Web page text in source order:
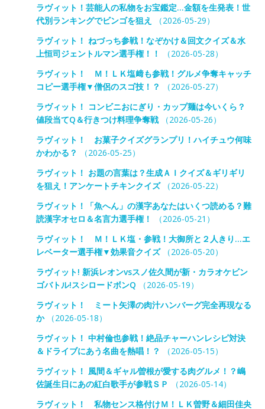
ラヴィット！芸能人の私物をお宝鑑定…金額を生発表！世
代別ランキングでビンゴを狙え
（2026-05-29）
ラヴィット！ ねづっち参戦！なぞかけ＆回文クイズ＆水
上恒司ジェントルマン選手権！！
（2026-05-28）
ラヴィット！ Ｍ！ＬＫ塩﨑も参戦！グルメ争奪キャッチ
コピー選手権▼僧侶のスゴ技！？
（2026-05-27）
ラヴィット！ コンビニおにぎり・カップ麺は今いくら？
値段当てQ＆行きつけ料理争奪戦（2026-05-26）
ラヴィット！ お菓子クイズグランプリ！ハイチュウ何味
かわかる？
（2026-05-25）
ラヴィット！ お題の言葉は？生成ＡＩクイズ＆ギリギリ
を狙え！アンケートチキンクイズ（2026-05-22）
ラヴィット！「魚へん」の漢字あなたはいくつ読める？難
読漢字オセロ＆名言力選手権！
（2026-05-21）
ラヴィット！ Ｍ！ＬＫ塩・参戦！大御所と２人きり…エ
レベーター選手権▼効果音クイズ（2026-05-20）
ラヴィット! 新浜レオンvsスノ佐久間が新・カラオケビン
ゴバトル!スシロードボンQ （2026-05-19）
ラヴィット！ ミート矢澤の肉汁ハンバーグ完全再現なる
か（2026-05-18）
ラヴィット！ 中村倫也参戦！絶品チャーハンレシピ対決
＆ドライブにあう名曲を熱唱！？
（2026-05-15）
ラヴィット！ 風間＆ギャル曽根が愛する肉グルメ！？嶋
佐誕生日にあの紅白歌手が参戦ＳＰ
（2026-05-14）
ラヴィット！ 私物センス格付けＭ！ＬＫ曽野＆細田佳央